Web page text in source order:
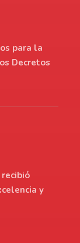
para la
Decretos
y